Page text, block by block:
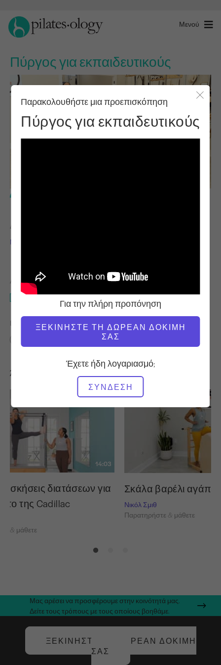
Μενού
Πύργος για εκπαιδευτικούς
Παρακολουθήστε μια προεπισκόπηση
Πύργος για εκπαιδευτικούς
Για την πλήρη προπόνηση
ΞΕΚΙΝΉΣΤΕ ΤΗ ΔΩΡΕΆΝ ΔΟΚΙΜΉ
ΣΑΣ
Έχετε ήδη λογαριασμό;
ΣΎΝΔΕΣΗ
ΔΆΣΚΑΛΟΣ
Νικόλ Σμιθ
ΑΠΑΙΤΟΎΜΕΝΟΣ ΕΞΟΠΛΙΣΜΌΣ
Πύργος
ΒΡΕΊΤΕ ΠΑΡΌΜΟΙΕΣ ΤΆΞΕΙΣ ΓΙΑ
40 - 50 λεπτά
Άλλες προπονήσεις που μπορεί να σας αρέσουν
14:03
ασκήσεις διατάσεων για
της Cadillac
& μάθετε
Σκάλα βαρέλι αγάπη
Νικόλ Σμιθ
Παρατηρήστε & μάθετε
Μας αρέσει να προσφέρουμε στην κοινότητά μας.
Δείτε τους τρόπους με τους οποίους βοηθάμε.
ΞΕΚΙΝΉΣΤΕ ΤΗ ΔΩΡΕΆΝ ΔΟΚΙΜΉ
ΣΑΣ